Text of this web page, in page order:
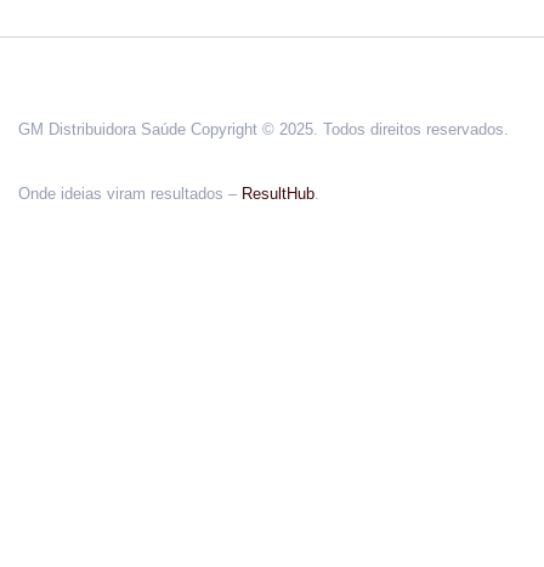
GM Distribuidora Saúde Copyright © 2025. Todos direitos reservados.
Onde ideias viram resultados – ResultHub.